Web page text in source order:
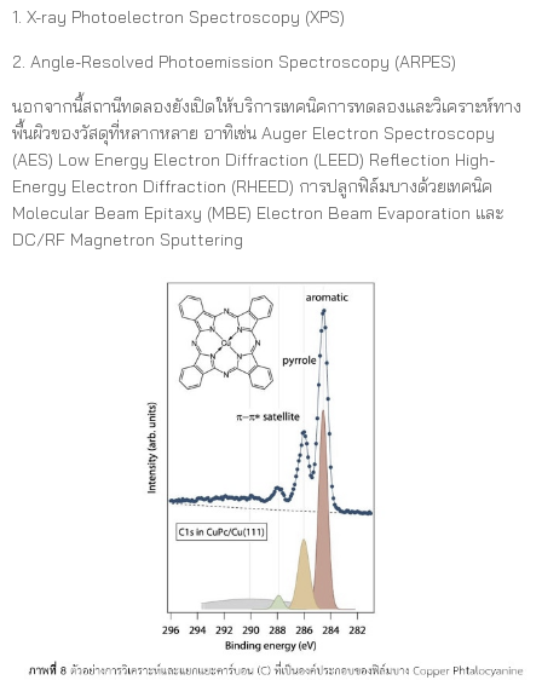
1. X-ray Photoelectron Spectroscopy (XPS)
2. Angle-Resolved Photoemission Spectroscopy (ARPES)
นอกจากนี้สถานีทดลองยังเปิดให้บริการเทคนิคการทดลองและวิเคราะห์ทาง
พื้นผิวของวัสดุที่หลากหลาย อาทิเช่น Auger Electron Spectroscopy
(AES) Low Energy Electron Diffraction (LEED) Reflection High-
Energy Electron Diffraction (RHEED) การปลูกฟิล์มบางด้วยเทคนิค
Molecular Beam Epitaxy (MBE) Electron Beam Evaporation และ
DC/RF Magnetron Sputtering